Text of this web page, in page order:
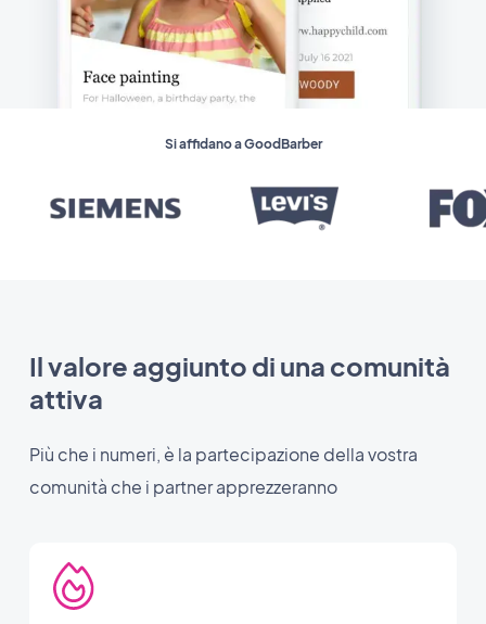
Si affidano a GoodBarber
Il valore aggiunto di una comunità
attiva
Più che i numeri, è la partecipazione della vostra
comunità che i partner apprezzeranno